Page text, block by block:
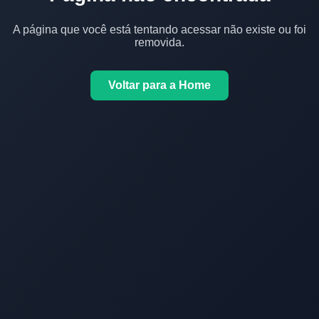
A página que você está tentando acessar não existe ou foi
removida.
Voltar para a Home